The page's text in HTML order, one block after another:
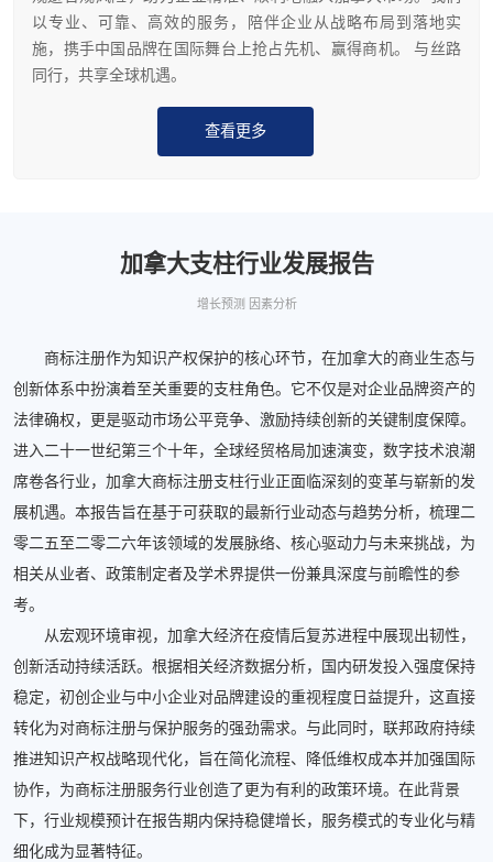
以专业、可靠、高效的服务，陪伴企业从战略布局到落地实
施，携手中国品牌在国际舞台上抢占先机、赢得商机。 与丝路
同行，共享全球机遇。
查看更多
加拿大支柱行业发展报告
增长预测 因素分析
商标注册作为知识产权保护的核心环节，在加拿大的商业生态与
创新体系中扮演着至关重要的支柱角色。它不仅是对企业品牌资产的
法律确权，更是驱动市场公平竞争、激励持续创新的关键制度保障。
进入二十一世纪第三个十年，全球经贸格局加速演变，数字技术浪潮
席卷各行业，加拿大商标注册支柱行业正面临深刻的变革与崭新的发
展机遇。本报告旨在基于可获取的最新行业动态与趋势分析，梳理二
零二五至二零二六年该领域的发展脉络、核心驱动力与未来挑战，为
相关从业者、政策制定者及学术界提供一份兼具深度与前瞻性的参
考。
从宏观环境审视，加拿大经济在疫情后复苏进程中展现出韧性，
创新活动持续活跃。根据相关经济数据分析，国内研发投入强度保持
稳定，初创企业与中小企业对品牌建设的重视程度日益提升，这直接
转化为对商标注册与保护服务的强劲需求。与此同时，联邦政府持续
推进知识产权战略现代化，旨在简化流程、降低维权成本并加强国际
协作，为商标注册服务行业创造了更为有利的政策环境。在此背景
下，行业规模预计在报告期内保持稳健增长，服务模式的专业化与精
细化成为显著特征。